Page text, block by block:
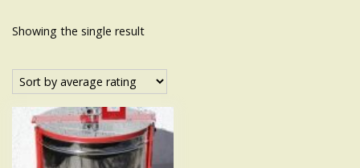
Showing the single result